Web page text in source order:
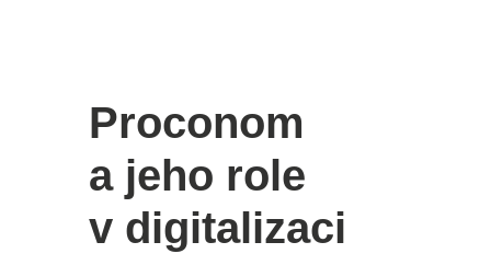
Proconom
a jeho role
v digitalizaci